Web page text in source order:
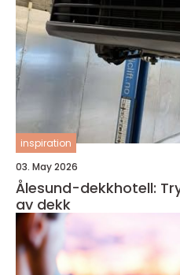
inspiration
03. May 2026
Ålesund-dekkhotell:
av dekk